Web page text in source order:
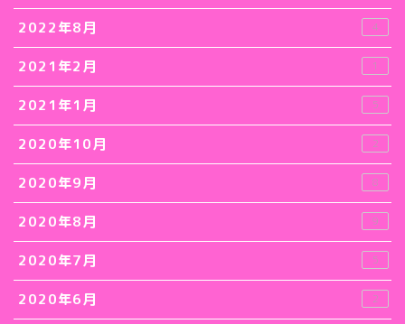
2022年8月 4
2021年2月 1
2021年1月 5
2020年10月 2
2020年9月 8
2020年8月 9
2020年7月 5
2020年6月 2